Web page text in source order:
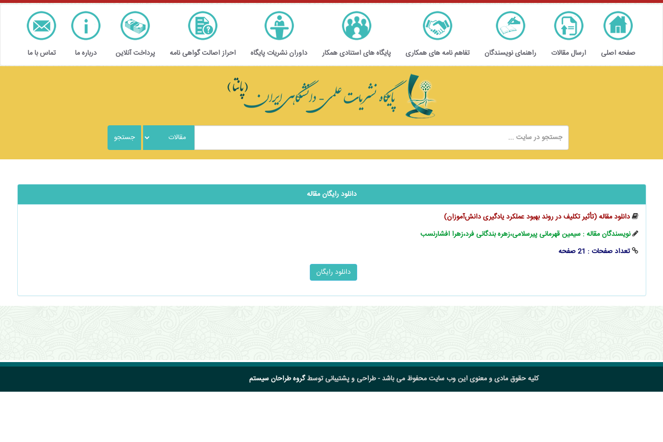
صفحه اصلی ارسال مقالات راهنمای نویسندگان تفاهم نامه های همکاری پایگاه های استنادی همکار داوران نشریات پایگاه احراز اصالت گواهی نامه پرداخت آنلاین درباره ما تماس با ما
دانلود رایگان مقاله
دانلود مقاله (تأثیر تكليف در روند بهبود عملکرد یادگیری دانش‌آموزان)
نویسندگان مقاله : سیمین قهرمانی پیرسلامی،زهره بندگانی فرد،زهرا افشارنسب
تعداد صفحات : 21 صفحه
کلیه حقوق مادی و معنوی این وب سایت محفوظ می باشد - طراحی و پشتیبانی توسطگروه طراحان سیستم